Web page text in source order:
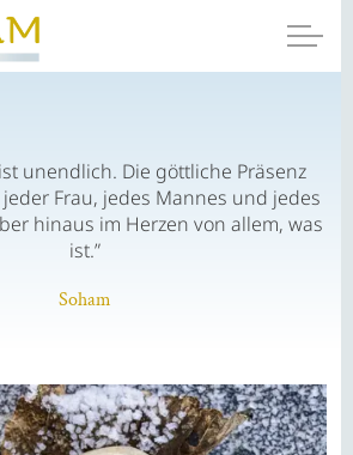
unendlich. Die göttliche Präsenz
Frau, jedes Mannes und jedes
hinaus im Herzen von allem, was
ist.”
Soham